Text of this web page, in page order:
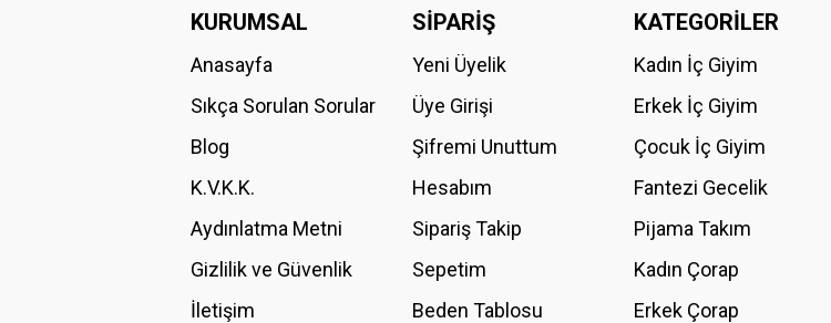
Bu ürüne ilk yorumu siz yapın!
Ürün resmi kalitesiz, bozuk veya görüntülenemiyor.
Ürün fiyatı diğer sitelerden daha pahalı.
Bu ürüne benzer farklı alternatifler olmalı.
KURUMSAL
Anasayfa
Sıkça Sorulan Sorular
Blog
K.V.K.K.
Aydınlatma Metni
Gizlilik ve Güvenlik
İletişim
SİPARİŞ
Yeni Üyelik
Üye Girişi
Şifremi Unuttum
Hesabım
Sipariş Takip
Sepetim
Beden Tablosu
KATEGORİLER
Kadın İç Giyim
Erkek İç Giyim
Çocuk İç Giyim
Fantezi Gecelik
Pijama Takım
Kadın Çorap
Erkek Çorap